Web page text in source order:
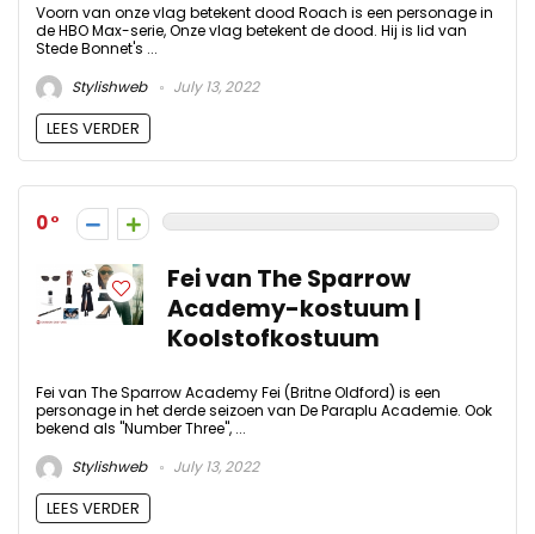
Voorn van onze vlag betekent dood Roach is een personage in
de HBO Max-serie, Onze vlag betekent de dood. Hij is lid van
Stede Bonnet's ...
Stylishweb
July 13, 2022
LEES VERDER
0
Fei van The Sparrow
Academy-kostuum |
Koolstofkostuum
Fei van The Sparrow Academy Fei (Britne Oldford) is een
personage in het derde seizoen van De Paraplu Academie. Ook
bekend als "Number Three", ...
Stylishweb
July 13, 2022
LEES VERDER